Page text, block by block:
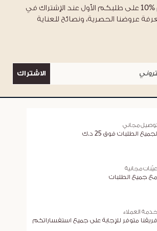
احصلوا على خصم %10 على طلبكم الأول عند الإشتراك في
عروضنا الحصرية، ونصائح للعناية
الاشتراك
توصيل مجاني
لجميع الطلبات فوق 25 د.ك
عيّنات مجانية
مع جميع الطلبات
خدمة العملاء
فريقنا متوفر للإجابة على جميع استفساراتكم